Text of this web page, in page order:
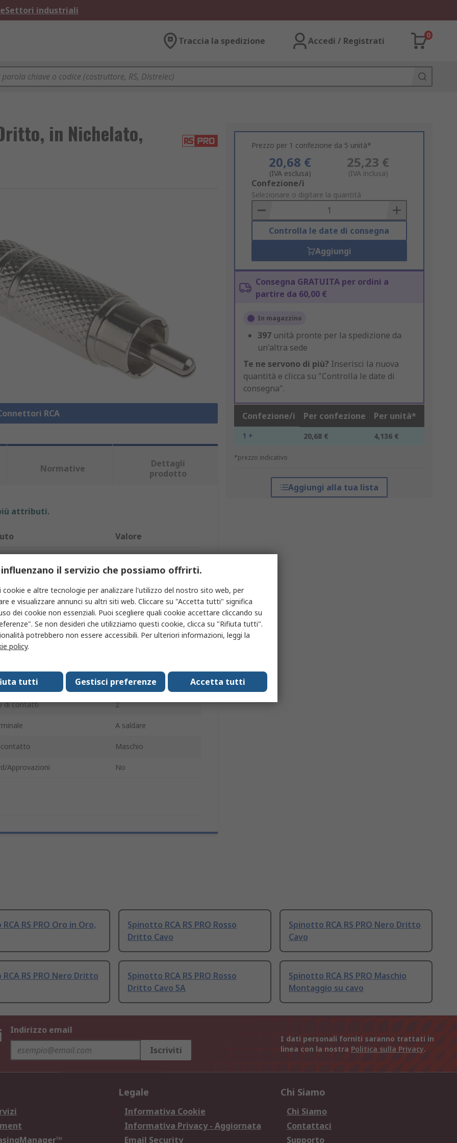
Settori industriali
Traccia la spedizione Accedi / Registrati
0
in Nichelato,
RCA
Prezzo per 1 confezione da 5 unità*
20,68 €
(IVA esclusa)
25,23 €
(IVA inclusa)
Add
to
Basket
Confezione/i
Selezionare o digitare la quantità
Controlla le date di consegna
Aggiungi
Consegna GRATUITA per ordini a
partire da 60,00 €
In magazzino
397 unità pronte per la spedizione da
un'altra sede
Te ne servono di più? Inserisci la nuova
quantità e clicca su "Controlla le date di
consegna".
Confezione/i Per confezione Per unità*
1 + 20,68 € 4,136 €
*prezzo indicativo
Aggiungi alla tua lista
Normative
Dettagli
prodotto
attributi.
Valore
Cavo
Dritto
contatti
connettore Maschio
di contatti 2
A saldare
contatto Maschio
Approvazioni No
RS PRO Oro in Oro,
Spinotto RCA RS PRO Rosso
Dritto Cavo
Spinotto RCA RS PRO Nero Dritto
Cavo
RS PRO Nero Dritto
Spinotto RCA RS PRO Rosso
Dritto Cavo 5A
Spinotto RCA RS PRO Maschio
Montaggio su cavo
Indirizzo email
Iscriviti
I dati personali forniti saranno trattati in
linea con la nostra Politica sulla Privacy.
Legale
Informativa Cookie
Informativa Privacy - Aggiornata
Email Security
Chi Siamo
Chi Siamo
Contattaci
Supporto
il servizio che possiamo offrirti.
cookie e altre tecnologie per analizzare l'utilizzo del nostro sito web, per
e visualizzare annunci su altri siti web. Cliccare su "Accetta tutti" significa
dei cookie non essenziali. Puoi scegliere quali cookie accettare cliccando su
Se non desideri che utilizziamo questi cookie, clicca su "Rifiuta tutti".
potrebbero non essere accessibili. Per ulteriori informazioni, leggi la
policy.
Accetta tutti
Gestisci preferenze
tutti